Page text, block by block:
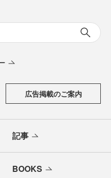
広告掲載のご案内
記事
BOOKS